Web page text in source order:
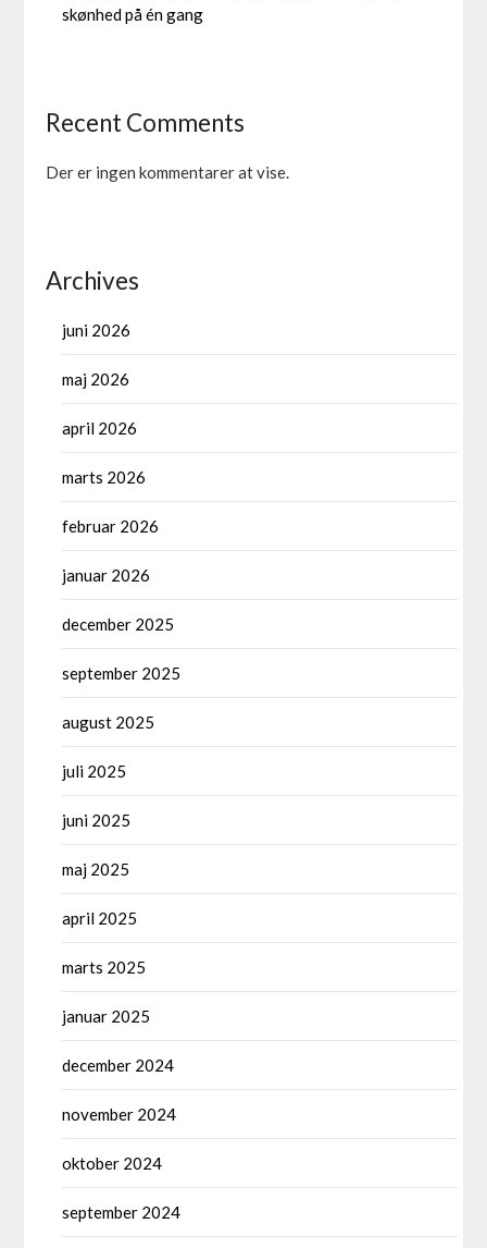
skønhed på én gang
Recent Comments
Der er ingen kommentarer at vise.
Archives
juni 2026
maj 2026
april 2026
marts 2026
februar 2026
januar 2026
december 2025
september 2025
august 2025
juli 2025
juni 2025
maj 2025
april 2025
marts 2025
januar 2025
december 2024
november 2024
oktober 2024
september 2024